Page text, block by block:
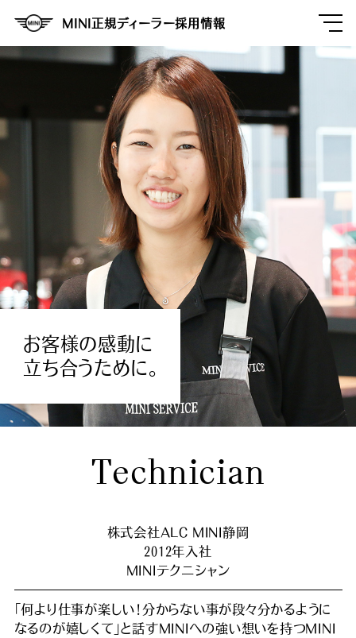
MINI正規ディーラー採用情報
お客様の感動に
立ち合うために。
Technician
株式会社ALC MINI静岡
2012年入社
MINIテクニシャン
「何より仕事が楽しい！分からない事が段々分かるように
なるのが嬉しくて」と話すMINIへの強い想いを持つMINI